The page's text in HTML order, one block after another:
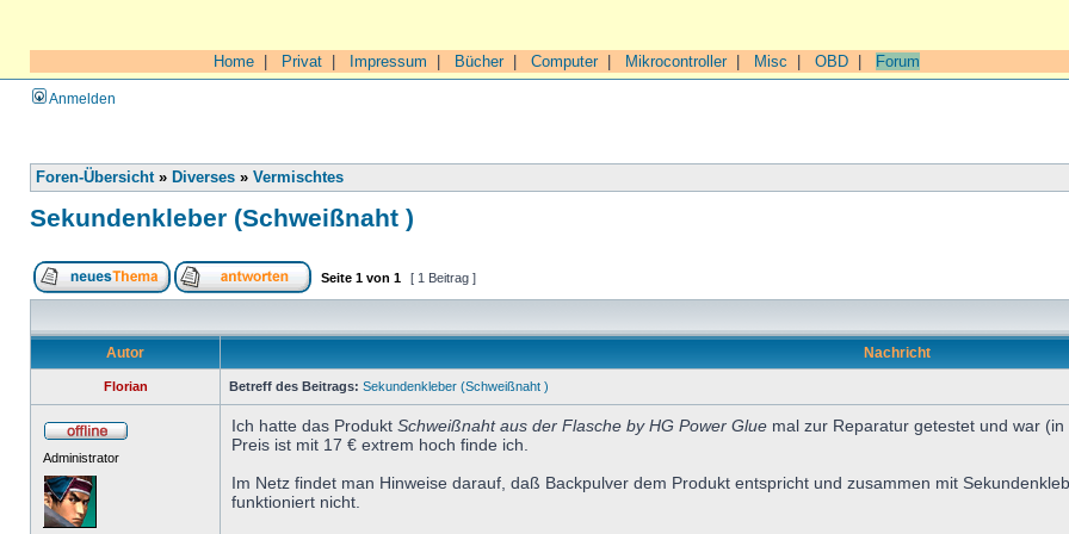
Home Privat Impressum Bücher| Computer| Mikrocontroller| Misc OBD Forum
Anmelden
Foren-Übersicht» Diverses » Vermischtes
Sekundenkleber (Schweißnaht )
Seite 1 von 1 [ 1 Beitrag ]
Autor Nachricht
Florian Betreff des Beitrags: Sekundenkleber (Schweißnaht )
Administrator
Ich hatte das Produkt Schweißnaht aus der Flasche by HG Power Glue mal zur Reparatur getestet und war
Preis ist mit 17 € extrem hoch finde ich.
Im Netz findet man Hinweise darauf, daß Backpulver dem Produkt entspricht und zusammen mit
funktioniert nicht.